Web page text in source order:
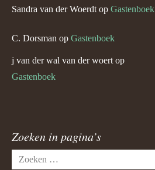
Sandra van der Woerdt op Gastenboek
C. Dorsman op Gastenboek
j van der wal van der woert op
Gastenboek
Zoeken in pagina’s
Zoeken